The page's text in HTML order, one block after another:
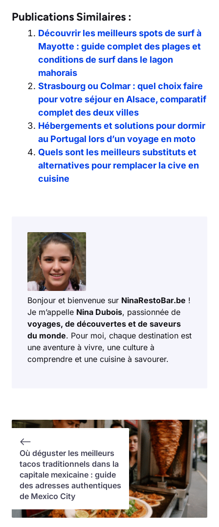
Publications Similaires :
Découvrir les meilleurs spots de surf à
Mayotte : guide complet des plages et
conditions de surf dans le lagon
mahorais
Strasbourg ou Colmar : quel choix faire
pour votre séjour en Alsace, comparatif
complet des deux villes
Hébergements et solutions pour dormir
au Portugal lors d’un voyage en moto
Quels sont les meilleurs substituts et
alternatives pour remplacer la cive en
cuisine
Bonjour et bienvenue sur NinaRestoBar.be !
Je m’appelle Nina Dubois, passionnée de
voyages, de découvertes et de saveurs
du monde. Pour moi, chaque destination est
une aventure à vivre, une culture à
comprendre et une cuisine à savourer.
Où déguster les meilleurs
tacos traditionnels dans la
capitale mexicaine : guide
des adresses authentiques
de Mexico City